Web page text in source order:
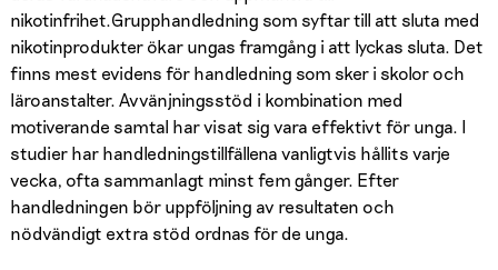
nikotinfrihet.Grupphandledning som syftar till att sluta med
nikotinprodukter ökar ungas framgång i att lyckas sluta. Det
finns mest evidens för handledning som sker i skolor och
läroanstalter. Avvänjningsstöd i kombination med
motiverande samtal har visat sig vara effektivt för unga. I
studier har handledningstillfällena vanligtvis hållits varje
vecka, ofta sammanlagt minst fem gånger. Efter
handledningen bör uppföljning av resultaten och
nödvändigt extra stöd ordnas för de unga.